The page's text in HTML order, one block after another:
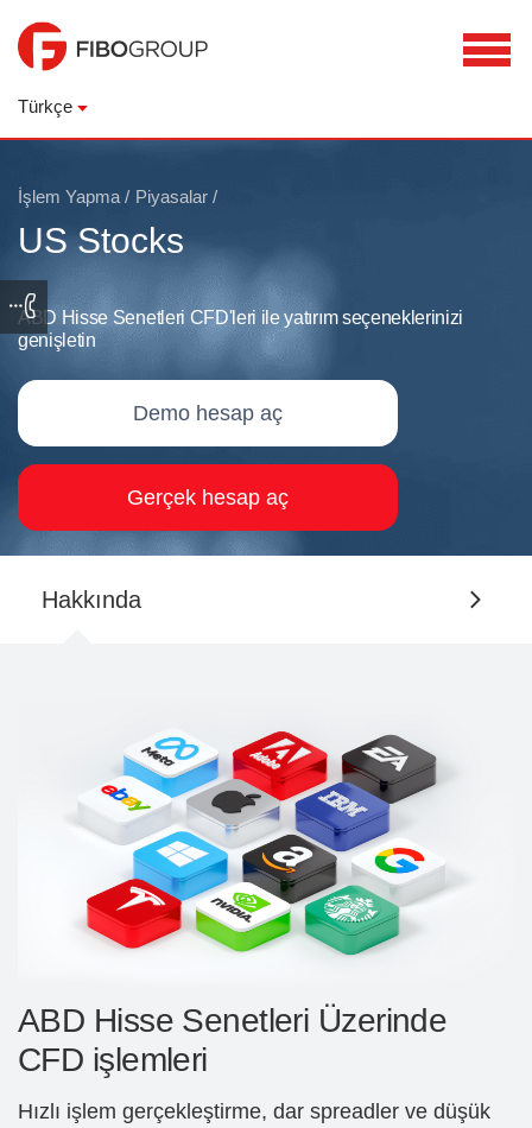
Türkçe
İşlem Yapma / Piyasalar /
US Stocks
ABD Hisse Senetleri CFD'leri ile yatırım seçeneklerinizi
genişletin
Demo hesap aç
Gerçek hesap aç
Hakkında
ABD Hisse Senetleri Üzerinde
CFD işlemleri
Hızlı işlem gerçekleştirme, dar spreadler ve düşük